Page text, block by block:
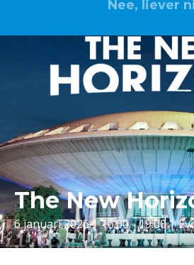
Nee, liever
The New
6 januari 2026 | 16.00 - 19.00 |